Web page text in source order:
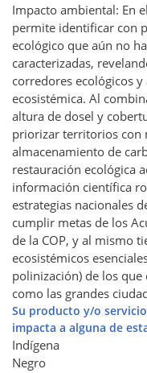
Impacto ambiental: En
permite identificar con
ecológico que aún no
caracterizadas,
corredores ecológicos
ecosistémica. Al
altura de dosel y
priorizar territorios con
almacenamiento de
restauración ecológica
información científica
estrategias nacionales
cumplir metas de los
de la COP, y al mismo
ecosistémicos
polinización) de los
como las grandes
Su producto y/o
impacta a alguna de
Indígena
Negro